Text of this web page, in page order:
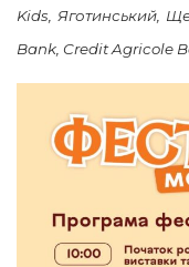
Kids, Яготинський,
Bank, Credit Agricole